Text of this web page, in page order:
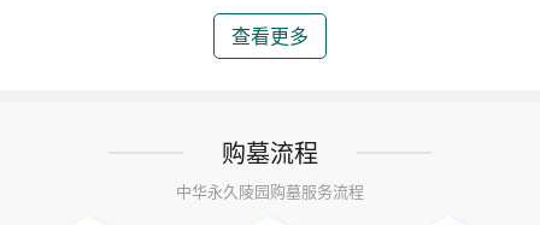
查看更多
购墓流程
中华永久陵园购墓服务流程